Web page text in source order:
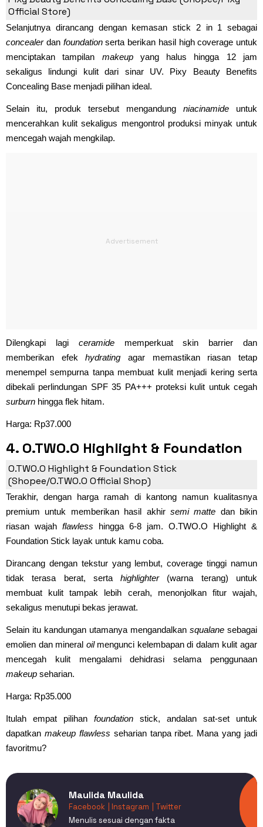
Official Store)
Selanjutnya dirancang dengan kemasan stick 2 in 1 sebagai
concealerdan foundationserta berikan hasil high coverage untuk
menciptakan tampilan makeupyang halus hingga 12 jam
sekaligus lindungi kulit dari sinar UV. Pixy Beauty Benefits
Concealing Base menjadi pilihan ideal.
Selain itu, produk tersebut mengandung niacinamide untuk
mencerahkan kulit sekaligus mengontrol produksi minyak untuk
mencegah wajah mengkilap.
Dilengkapi lagi ceramidememperkuat skin barrier dan
memberikan efekhydrating agar memastikan riasan tetap
menempel sempurna tanpa membuat kulit menjadi kering serta
dibekali perlindungan SPF 35 PA+++ proteksi kulit untuk cegah
surburn hingga flek hitam.
Harga: Rp37.000
4. O.TWO.O Highlight & Foundation
Stick
O.TWO.O Highlight & Foundation Stick
(Shopee/O.TWO.O Official Shop)
Terakhir, dengan harga ramah di kantong namun kualitasnya
premium untuk memberikan hasil akhir semi matte dan bikin
riasan wajah flawless hingga 6-8 jam. O.TWO.O Highlight &
Foundation Stick layak untuk kamu coba.
Dirancang dengan tekstur yang lembut, coverage tinggi namun
tidak terasa berat, sertahighlighter(warna terang) untuk
membuat kulit tampak lebih cerah, menonjolkan fitur wajah,
sekaligus menutupi bekas jerawat.
Selain itu kandungan utamanya mengandalkan squalane sebagai
emolien dan mineral oilmengunci kelembapan di dalam kulit agar
mencegah kulit mengalami dehidrasi selama penggunaan
makeup seharian.
Harga: Rp35.000
Itulah empat pilihan foundation stick, andalan sat-set untuk
dapatkan makeup flawless seharian tanpa ribet. Mana yang jadi
favoritmu?
Maulida Maulida
Facebook | Instagram
| Twitter
Menulis sesuai dengan fakta